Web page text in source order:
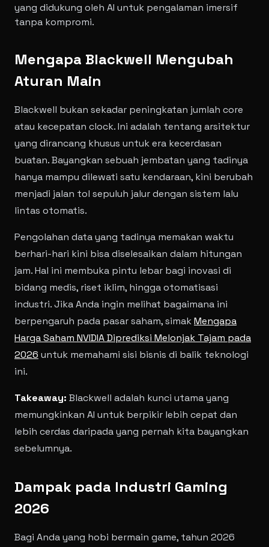
yang didukung oleh AI untuk pengalaman imersif
tanpa kompromi.
Mengapa Blackwell Mengubah
Aturan Main
Blackwell bukan sekadar peningkatan jumlah core
atau kecepatan clock. Ini adalah tentang arsitektur
yang dirancang khusus untuk era kecerdasan
buatan. Bayangkan sebuah jembatan yang tadinya
hanya mampu dilewati satu kendaraan, kini berubah
menjadi jalan tol sepuluh jalur dengan sistem lalu
lintas otomatis.
Pengolahan data yang tadinya memakan waktu
berhari-hari kini bisa diselesaikan dalam hitungan
jam. Hal ini membuka pintu lebar bagi inovasi di
bidang medis, riset iklim, hingga otomatisasi
industri. Jika Anda ingin melihat bagaimana ini
berpengaruh pada pasar saham, simakMengapa
Harga Saham NVIDIA Diprediksi Melonjak Tajam pada
2026 untuk memahami sisi bisnis di balik teknologi
ini.
Takeaway: Blackwell adalah kunci utama yang
memungkinkan AI untuk berpikir lebih cepat dan
lebih cerdas daripada yang pernah kita bayangkan
sebelumnya.
Dampak pada Industri Gaming
2026
Bagi Anda yang hobi bermain game, tahun 2026